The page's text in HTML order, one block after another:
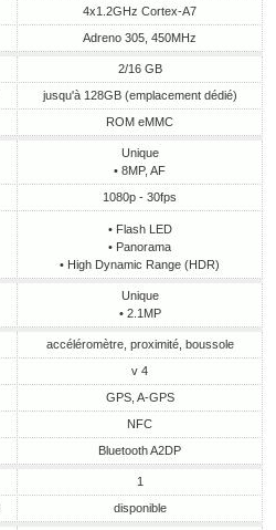
4x1.2GHz Cortex-A7
Adreno 305, 450MHz
2/16 GB
jusqu'à 128GB (emplacement dédié)
ROM eMMC
Unique
• 8MP, AF
1080p - 30fps
• Flash LED
• Panorama
• High Dynamic Range (HDR)
Unique
• 2.1MP
accéléromètre, proximité, boussole
v 4
GPS, A-GPS
NFC
Bluetooth A2DP
1
disponible